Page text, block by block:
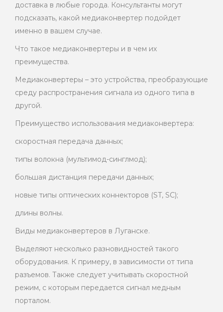
доставка в любые города. Консультанты могут
подсказать, какой медиаконвертер подойдет
именно в вашем случае.
Что такое медиаконвертеры и в чем их
преимущества.
Медиаконвертеры – это устройства, преобразующие
среду распространения сигнала из одного типа в
другой.
Преимущество использования медиаконвертера:
скоростная передача данных;
типы волокна (мультимод-синглмод);
большая дистанция передачи данных;
новые типы оптических коннекторов (ST, SC);
длины волны.
Виды медиаконвертеров в Луганске.
Выделяют несколько разновидностей такого
оборудования. К примеру, в зависимости от типа
разъемов. Также следует учитывать скоростной
режим, с которым передается сигнал медным
порталом.